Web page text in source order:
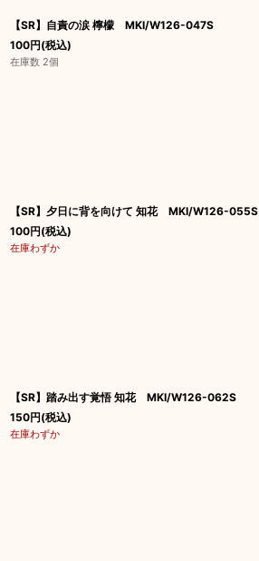
【SR】自責の涙 檸檬 MKI/W126-047S
100円(税込)
在庫数 2個
【SR】夕日に背を向けて 知花 MKI/W126-055S
100円(税込)
在庫わずか
【SR】踏み出す覚悟 知花 MKI/W126-062S
150円(税込)
在庫わずか